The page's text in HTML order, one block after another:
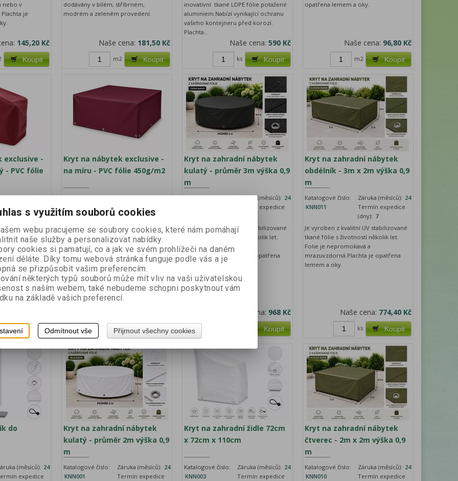
nebo v
je
145,20 Kč
Koupit
dodávány v bílém, stříbrném,
modrém a zeleném provedení.
Naše cena: 181,50 Kč
Koupit
m2
inovativní tkané LDPE fólie potažené
aluminiem.Nabízí vynikající ochranu
vašeho kontejneru před korozí.
Plachta...
Naše cena:590 Kč
Koupit
ks
opatřena lemem a oky.
Naše cena: 96,80 Kč
Koupit
m2
exclusive -
- PVC fólie
(měsíců):24
Termín expedice
10
m2 Kvalitní
nábytku.
o gramáži
objednat v
Požadovanou
Vzorník
Koupit
Kryt na nábytek exclusive -
na míru - PVC fólie 450g/m2
Katalogové číslo:
KNN009
Záruka (měsíců):24
Termín expedice
(dny):10
material: PVC fólie 450g/m2 Kvalitní
vak na ochranu zahradního nábytku.
Je vyroben z PVC fólie o gramáži
450g/m2. Fólie je mrazuodolná,
nepromokavá s mnohaletou
životností. Vaky možno objednat v
barvách dle vzorníku Požadovanou
barvu si vyberete zde: Vzorník...
Koupit
m2
Kryt na zahradní nábytek
kulatý - průměr 3m výška 0,9
m
Katalogové číslo:
Záruka (měsíců): 24
Termín expedice
Je vyroben z kvalitní UV stabilizované
tkané fólie s životností několik let.
Folie je nepromokavá a
mrazuvzdorná.Plachta je opatřena
lemem a oky.
Naše cena: 968 Kč
Koupit
Kryt na zahradní nábytek
obdélník - 3m x 2m výška 0,9
m
Katalogové číslo:
KNN011
Záruka (měsíců): 24
Termín expedice
(dny): 7
Je vyroben z kvalitní UV stabilizované
tkané fólie s životností několik let.
Folie je nepromokavá a
mrazuvzdorná.Plachta je opatřena
lemem a oky.
Naše cena: 774,40 Kč
Koupit
ks
do
(měsíců): 24
expedice
Kryt na zahradní nábytek
kulatý - průměr 2m výška 0,9
m
Katalogové číslo:
KNN001
Záruka (měsíců): 24
Termín expedice
Kryt na zahradní židle 72cm
x 72cm x 110cm
Katalogové číslo:
KNN003
Záruka (měsíců): 24
Termín expedice
Kryt na zahradní nábytek
čtverec - 2m x 2m výška 0,9
m
Katalogové číslo:
KNN010
Záruka (měsíců): 24
Termín expedice
s využitím souborů cookies
webu pracujeme se soubory cookies, které nám pomáhají
naše služby a personalizovat nabídky.
cookies si pamatují, co a jak ve svém prohlížeči na daném
děláte. Díky tomu webová stránka funguje podle vás a je
se přizpůsobit vašim preferencím.
některých typů souborů může mít vliv na vaši uživatelskou
s naším webem, také nebudeme schopni poskytnout vám
na základě vašich preferencí.
Odmítnout vše Přijmout všechny cookies